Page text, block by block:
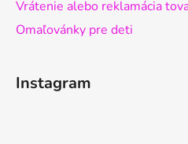
Vrátenie alebo reklamácia
Omaľovánky pre deti
Instagram